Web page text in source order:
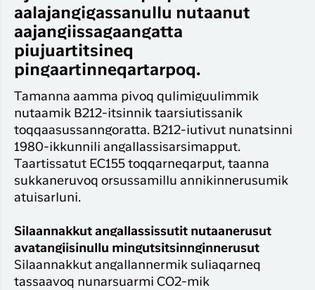
Suliffimmit
angalanerit
Har du glemt din adgangskode?
Ny Profil
Tilmeld dig gratis Club Timmisa og få en masse
eksklusive fordele. Læs mere om klubben
Tilmeld dig Club Timmisa
aalajangigassanullu nutaanut
aajangiissagaangatta
piujuartitsineq
pingaartinneqartarpoq.
Tamanna aamma pivoq qulimiguulimmik
nutaamik B212-itsinnik taarsiutissanik
toqqaasussanngoratta. B212-iutivut nunatsinni
1980-ikkunnili angallassisarsimapput.
Taartissatut EC155 toqqarneqarput, taanna
sukkaneruvoq orsussamillu annikinnerusumik
atuisarluni.
Silaannakkut angallassissutit nutaanerusut
avatangiisinullu mingutsitsinnginnerusut
Silaannakkut angallannermik suliaqarneq
tassaavoq nunarsuarmi CO2-mik